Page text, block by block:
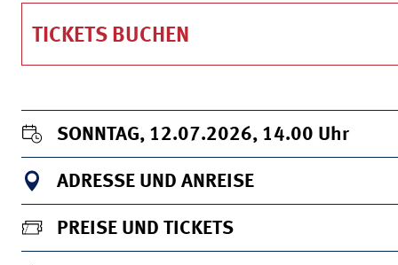
TICKETS BUCHEN
SONNTAG, 12.07.2026, 14.00 Uhr
ADRESSE UND ANREISE
PREISE UND TICKETS